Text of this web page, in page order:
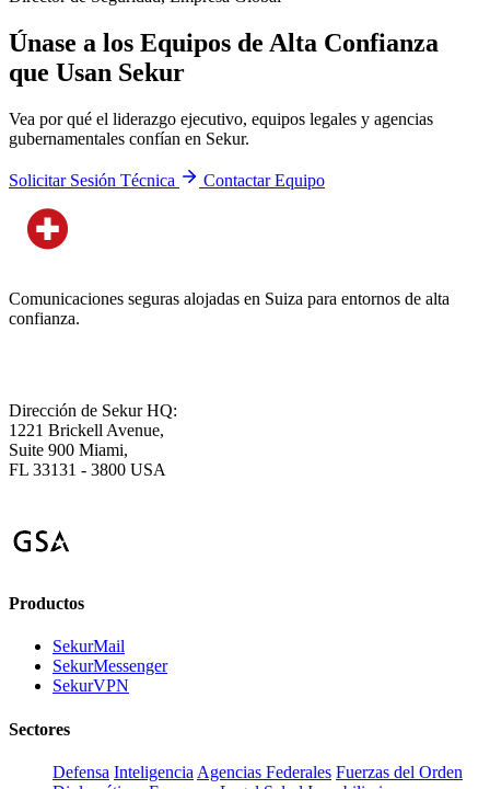
Únase a los Equipos de Alta Confianza
que Usan Sekur
Vea por qué el liderazgo ejecutivo, equipos legales y agencias
gubernamentales confían en Sekur.
Solicitar Sesión Técnica Contactar Equipo
Comunicaciones seguras alojadas en Suiza para entornos de alta
confianza.
Dirección de Sekur HQ:
1221 Brickell Avenue,
Suite 900 Miami,
FL 33131 - 3800 USA
Productos
SekurMail
SekurMessenger
SekurVPN
Sectores
Defensa Inteligencia Agencias Federales Fuerzas del Orden